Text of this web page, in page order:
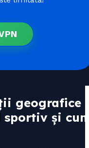
geografice
sportiv și